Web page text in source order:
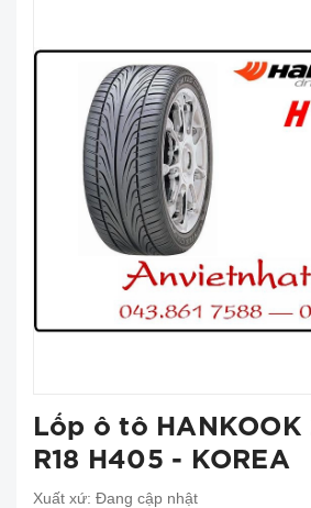
Lốp ô tô
R18 H405 - KOREA
Xuất xứ: Đang cập nhật